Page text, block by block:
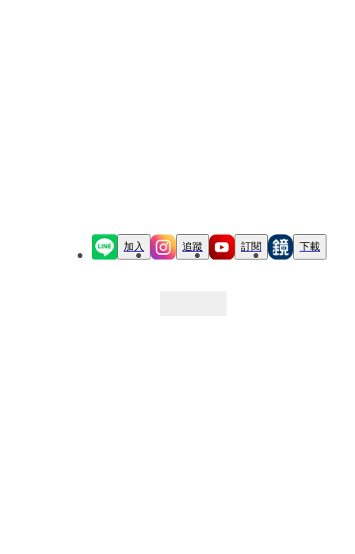
加入 追蹤 訂閱 下載